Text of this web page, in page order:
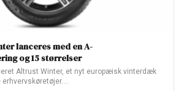
lanceres med en A-
og 15 størrelser
Altrust Winter, et nyt europæisk vinterdæk